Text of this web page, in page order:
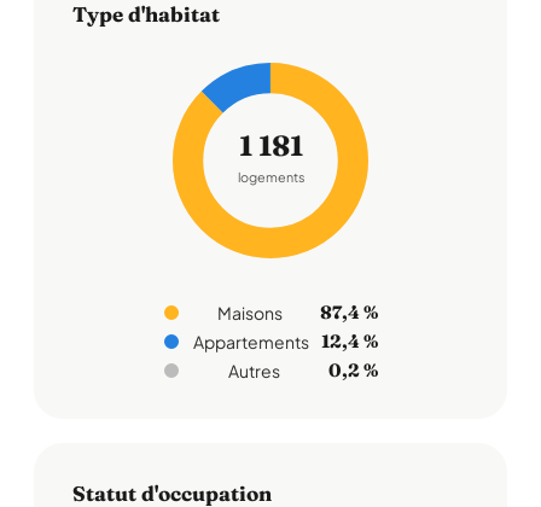
Type d'habitat
1 181
logements
Maisons 87,4 %
Appartements 12,4 %
Autres 0,2 %
Statut d'occupation